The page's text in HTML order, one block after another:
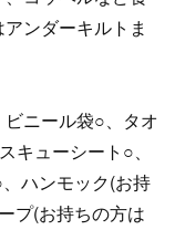
ンダーキルトま
ニール袋○、タオ
キューシート○、
ハンモック(お持
プ(お持ちの方は